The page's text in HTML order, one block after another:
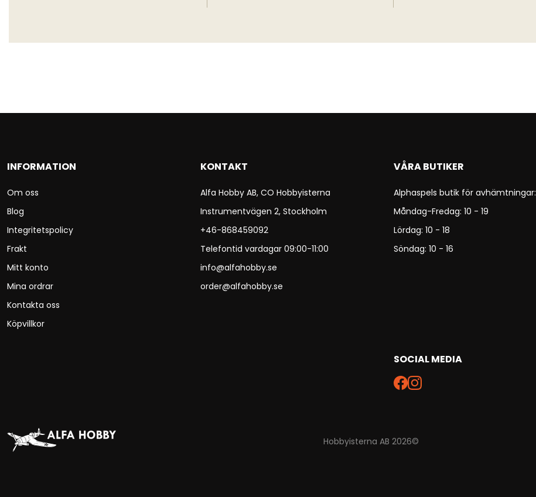
INFORMATION
Om oss
Blog
Integritetspolicy
Frakt
Mitt konto
Mina ordrar
Kontakta oss
Köpvillkor
KONTAKT
Alfa Hobby AB, CO Hobbyisterna
Instrumentvägen 2, Stockholm
+46-868459092
Telefontid vardagar 09:00-11:00
info@alfahobby.se
order@alfahobby.se
VÅRA BUTIKER
Alphaspels butik för avhämtningar:
Måndag-Fredag: 10 - 19
Lördag: 10 - 18
Söndag: 10 - 16
SOCIAL MEDIA
Hobbyisterna AB 2026©